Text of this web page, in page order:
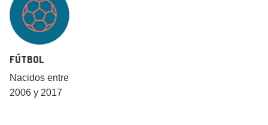
FÚTBOL
Nacidos entre
2006 y 2017